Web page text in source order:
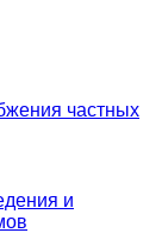
частных
и